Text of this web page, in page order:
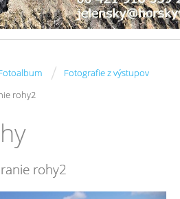
/ Fotografie z výstupov
rohy2
rohy2